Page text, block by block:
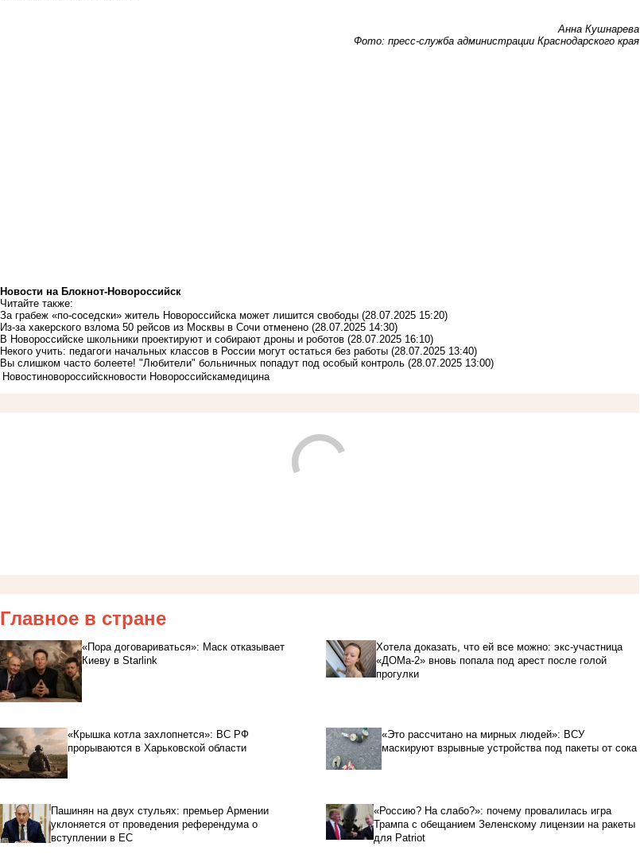
Анна Кушнарева
Фото: пресс-служба администрации Краснодарского края
Новости на Блoкнoт-Новороссийск
Читайте также:
За грабеж «по-соседски» житель Новороссийска может лишится свободы (28.07.2025 15:20)
Из-за хакерского взлома 50 рейсов из Москвы в Сочи отменено (28.07.2025 14:30)
В Новороссийске школьники проектируют и собирают дроны и роботов (28.07.2025 16:10)
Некого учить: педагоги начальных классов в России могут остаться без работы (28.07.2025 13:40)
Вы слишком часто болеете! "Любители" больничных попадут под особый контроль (28.07.2025 13:00)
Новостиновороссийскновости Новороссийскамедицина
Главное в стране
«Пора договариваться»: Маск отказывает
Киеву в Starlink
Хотела доказать, что ей все можно: экс-участница
«ДОМа-2» вновь попала под арест после голой
прогулки
«Крышка котла захлопнется»: ВС РФ
прорываются в Харьковской области
«Это рассчитано на мирных людей»: ВСУ
маскируют взрывные устройства под пакеты от сока
Пашинян на двух стульях: премьер Армении
уклоняется от проведения референдума о
вступлении в ЕС
«Россию? На слабо?»: почему провалилась игра
Трампа с обещанием Зеленскому лицензии на ракеты
для Patriot